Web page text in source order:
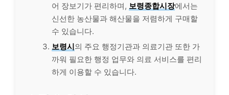
어 장보기가 편리하며, 보령종합시장에서는
신선한 농산물과 해산물을 저렴하게 구매할
수 있습니다.
보령시의 주요 행정기관과 의료기관 또한 가
까워 필요한 행정 업무와 의료 서비스를 편리
하게 이용할 수 있습니다.